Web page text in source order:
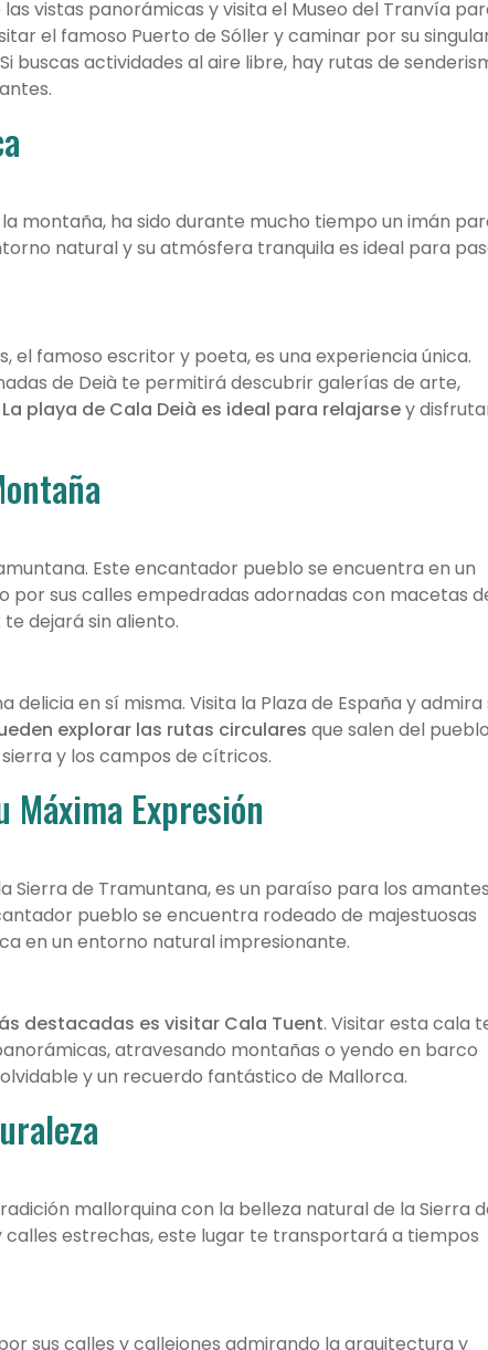
las vistas panorámicas y visita el Museo del Tranvía
el famoso Puerto de Sóller y caminar por su
buscas actividades al aire libre, hay rutas de
montaña, ha sido durante mucho tiempo un imán
natural y su atmósfera tranquila es ideal para
el famoso escritor y poeta, es una experiencia única.
de Deià te permitirá descubrir galerías de arte,
La playa de Cala Deià es ideal para relajarsey
Este encantador pueblo se encuentra en un
por sus calles empedradas adornadas con macetas
dejará sin aliento.
delicia en sí misma. Visita la Plaza de España y admira
explorar las rutas circulares que salen del
y los campos de cítricos.
Máxima Expresión
Sierra de Tramuntana, es un paraíso para los amantes
pueblo se encuentra rodeado de majestuosas
en un entorno natural impresionante.
destacadas es visitar Cala Tuent. Visitar esta cala
atravesando montañas o yendo en barco
y un recuerdo fantástico de Mallorca.
mallorquina con la belleza natural de la Sierra
calles estrechas, este lugar te transportará a tiempos
sus calles y callejones admirando la arquitectura y